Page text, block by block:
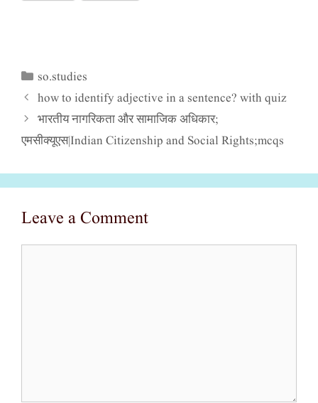
Categories
so.studies
how to identify adjective in a sentence? with quiz
भारतीय नागरिकता और सामाजिक अधिकार;
एमसीक्यूएस|Indian Citizenship and Social Rights;mcqs
Leave a Comment